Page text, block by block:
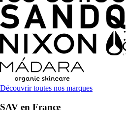
Découvrir toutes nos marques
SAV en France